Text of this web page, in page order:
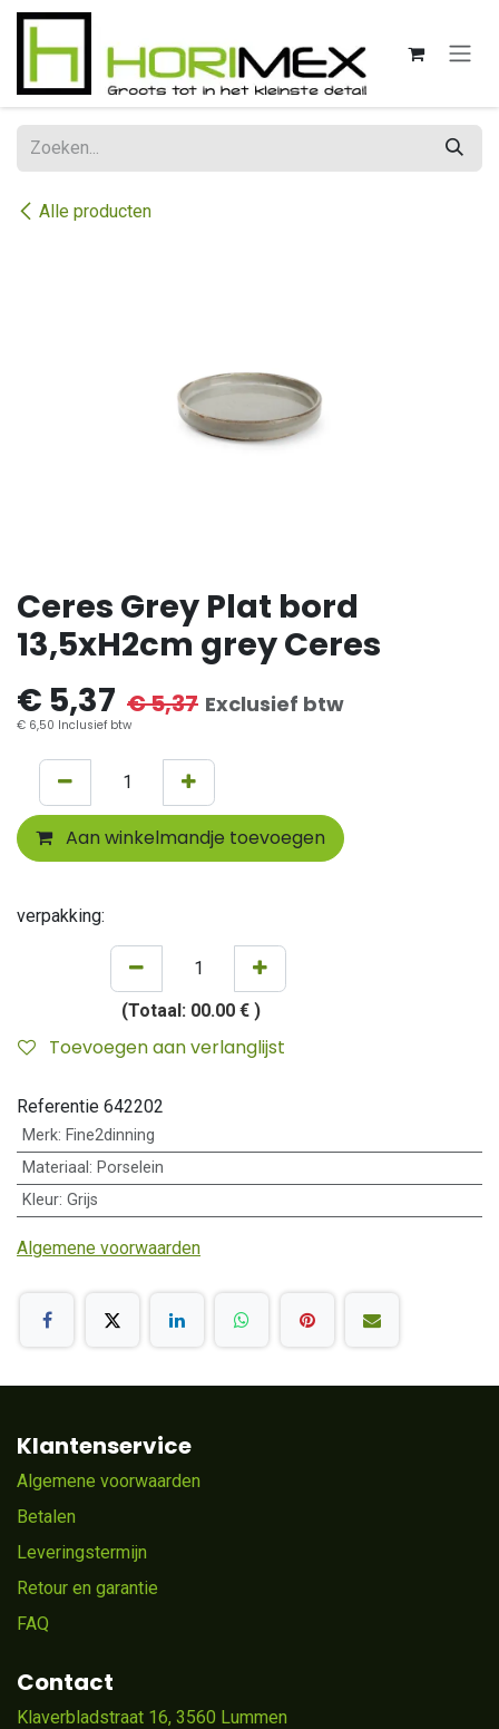
Overslaan naar inhoud
Alle producten
Ceres Grey Plat bord
13,5xH2cm grey Ceres
€ 5,37 €5,37 Exclusief btw
€ 6,50 Inclusief btw
Aan winkelmandje toevoegen
verpakking:
(Totaal: 00.00 € )
Toevoegen aan verlanglijst
Referentie 642202
Merk: Fine2dinning
Materiaal : Porselein
Kleur: Grijs
Algemene voorwaarden
Klantenservice
Algemene voorwaarden
Betalen
Leveringstermijn
Retour en garantie
FAQ
Contact
Klaverbladstraat 16, 3560 Lummen